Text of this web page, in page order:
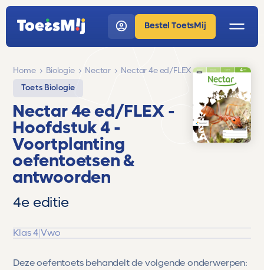
Bestel ToetsMij
Home Biologie Nectar
Nectar 4e ed/FLEX
Toets Biologie
Nectar 4e ed/FLEX-
Hoofdstuk 4 -
Voortplanting
oefentoetsen &
antwoorden
4e editie
Klas 4|Vwo
Deze oefentoets behandelt de volgende onderwerpen: